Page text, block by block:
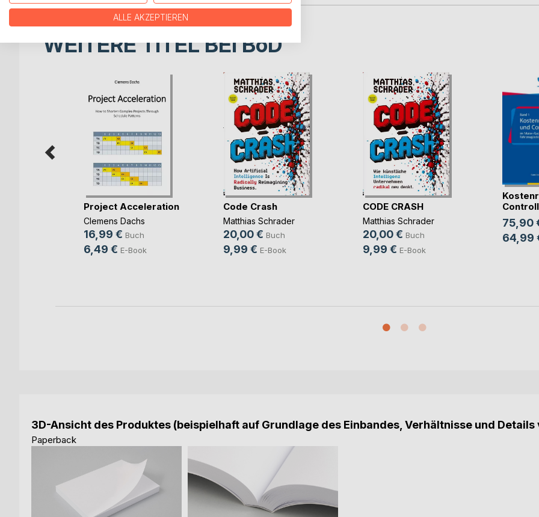
WEITERE TITEL BEIBoD
Project Acceleration
Clemens Dachs
16,99 € Buch
6,49 € E-Book
Code Crash
Matthias Schrader
20,00 € Buch
9,99 € E-Book
CODE CRASH
Matthias Schrader
20,00 € Buch
9,99 € E-Book
75,90
64,99
3D-Ansicht des Produktes (beispielhaft auf Grundlage des Einbandes, Verhältnisse und
Paperback
ALLE AKZEPTIEREN